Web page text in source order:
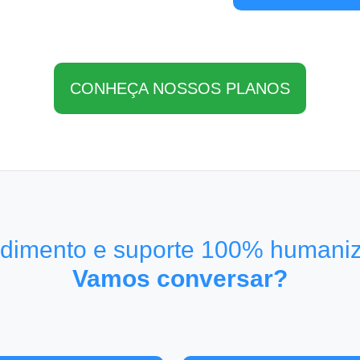
CONHEÇA NOSSOS PLANOS
e suporte 100%
Vamos conversar?